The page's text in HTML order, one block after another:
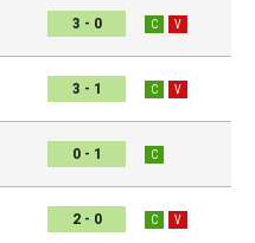
3 - 0 C V
3 - 1 C V
0 - 1 C
2 - 0 C V